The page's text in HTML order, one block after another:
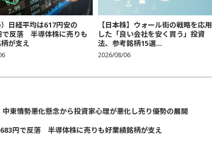
）日経平均は617円安の
で反落 半導体株に売りも
が支え
【日本株】ウォール街の戦略を応用
した「良い会社を安く買う」投資
法、参考銘柄15選...
2026/08/06
東情勢悪化懸念から投資家心理が悪化し売り優勢の展開
円で反落 半導体株に売りも好業績銘柄が支え